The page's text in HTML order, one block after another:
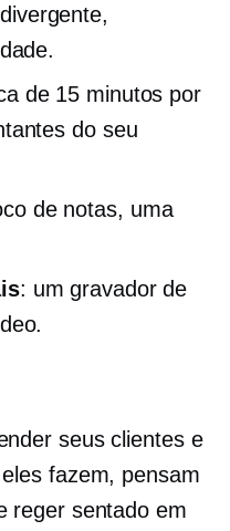
de 15 minutos por
do seu
de notas, uma
: um gravador de
seus clientes e
fazem, pensam
reger sentado em